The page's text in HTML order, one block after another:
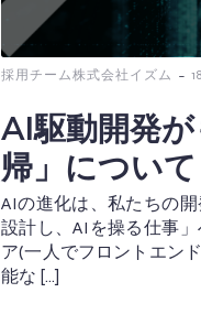
採用チーム株式会社イズム -
AI駆動開発
帰」について
AIの進化は、私たちの
設計し、AIを操る仕事
ア(一人でフロントエン
能な […]